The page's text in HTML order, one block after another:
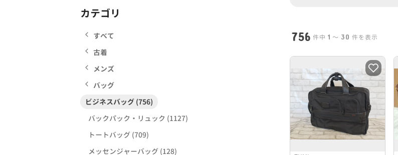
カテゴリ
すべて
古着
メンズ
バッグ
ビジネスバッグ (756)
バックパック・リュック (1127)
トートバッグ (709)
メッセンジャーバッグ (128)
756 件中 1 〜 30 件を表示